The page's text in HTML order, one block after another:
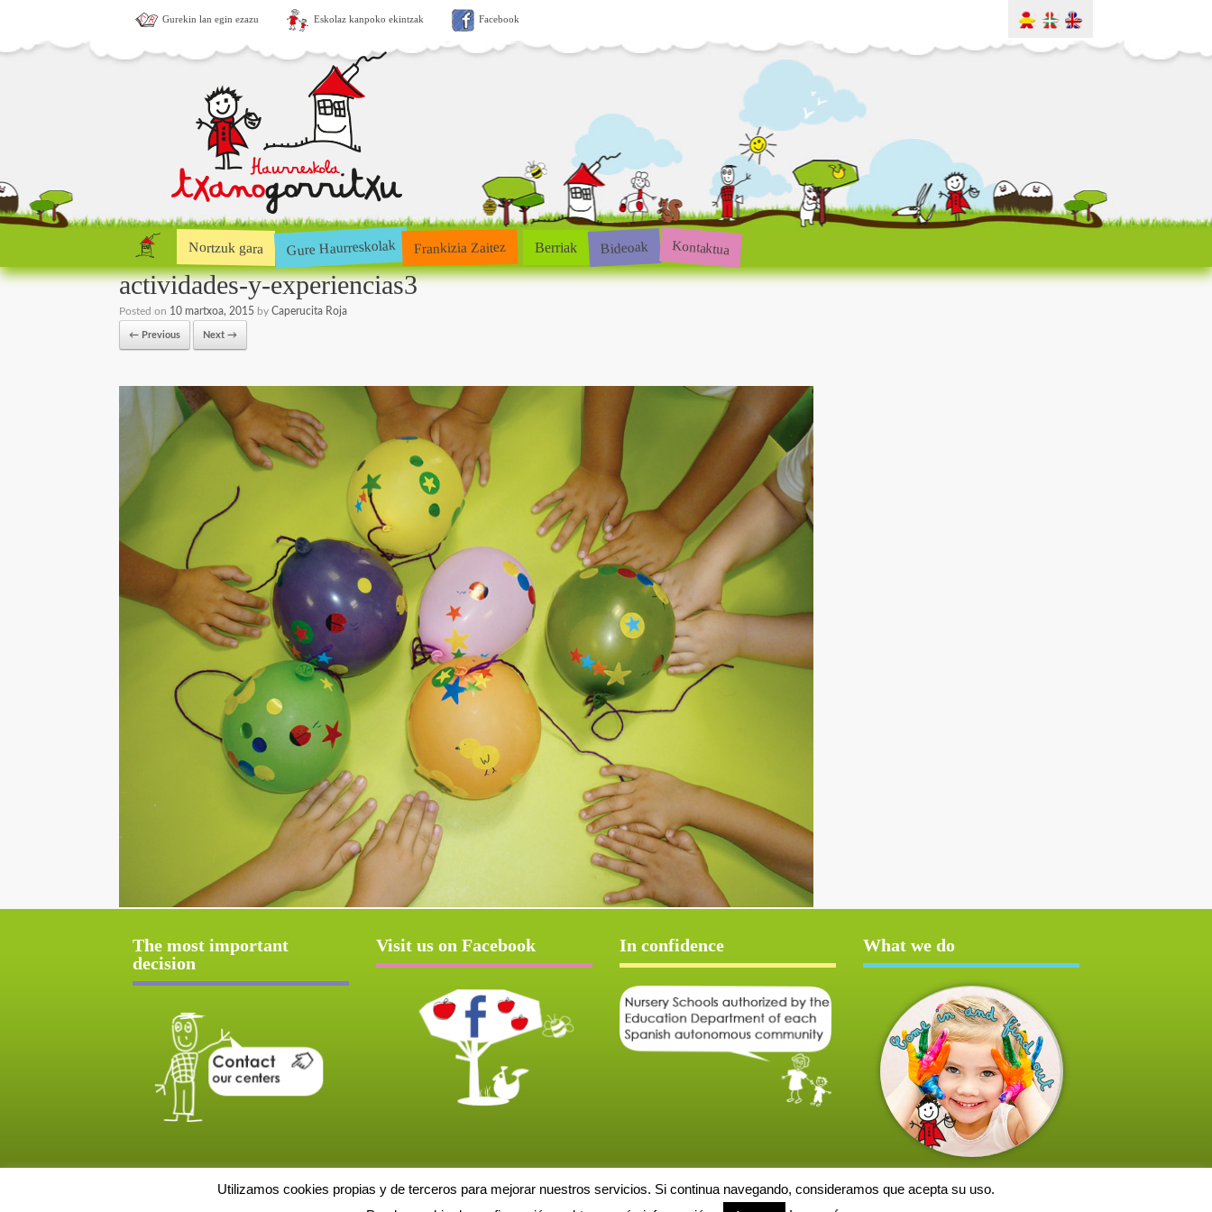
Gurekin lan egin ezazu Eskolaz kanpoko ekintzak Facebook
Nortzuk gara Gure Haurreskolak Frankizia Zaitez Berriak Bideoak Kontaktua
actividades-y-experiencias3
Posted on 10 martxoa, 2015 by Caperucita Roja
← Previous Next →
The most important
decision
Visit us on Facebook In confidence What we do
Utilizamos cookies propias y de terceros para mejorar nuestros servicios. Si continua navegando, consideramos que acepta su uso.
Aviso Legal Política de cookies Protección de datos Solicitud de baja